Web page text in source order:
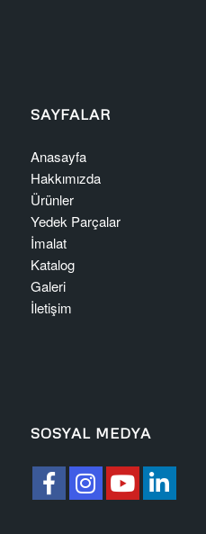
SAYFALAR
Anasayfa
Hakkımızda
Ürünler
Yedek Parçalar
İmalat
Katalog
Galeri
İletişim
SOSYAL MEDYA